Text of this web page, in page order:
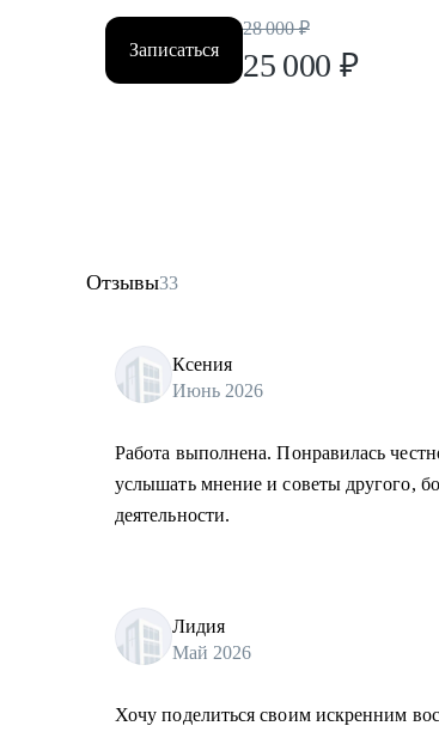
Записаться
28 000 ₽
25 000 ₽
Отзывы33
Ксения
Июнь 2026
Работа выполнена. Понравилась
услышать мнение и советы другого,
деятельности.
Лидия
Май 2026
Хочу поделиться своим искренним